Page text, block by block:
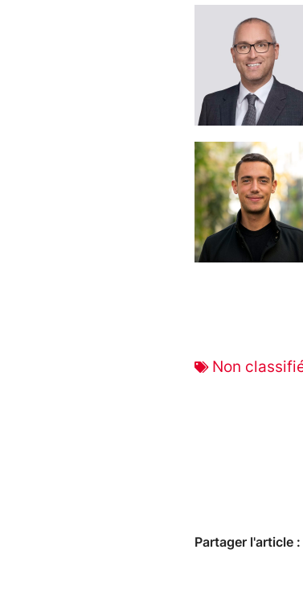
Non
Partager l'article :